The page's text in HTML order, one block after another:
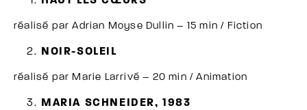
réalisé par Adrian Moyse Dullin – 15 min / Fiction
NOIR-SOLEIL
réalisé par Marie Larrivé – 20 min / Animation
MARIA SCHNEIDER, 1983